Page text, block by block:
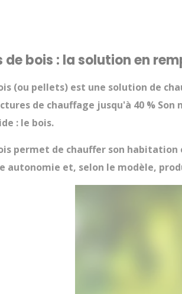
de bois : la solution en
(ou pellets) est une solution de
de chauffage jusqu'à 40 %
: le bois.
permet de chauffer son habitation
et, selon le modèle,